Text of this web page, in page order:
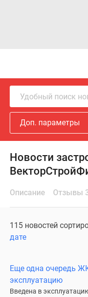
Удобный поиск
Доп. параметры
Новости
Описание Отзывы
115 новостей
дате
Еще одна очередь
эксплуатацию
Введена в